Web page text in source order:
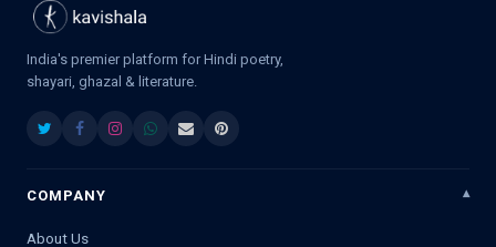
India's premier platform for Hindi poetry,
shayari, ghazal & literature.
COMPANY
About Us